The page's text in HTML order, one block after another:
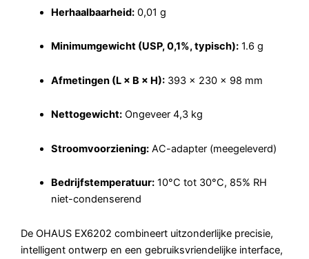
Herhaalbaarheid: 0,01 g
Minimumgewicht (USP, 0,1%, typisch): 1.6 g
Afmetingen (L × B × H): 393 × 230 × 98 mm
Nettogewicht: Ongeveer 4,3 kg
Stroomvoorziening: AC-adapter (meegeleverd)
Bedrijfstemperatuur: 10°C tot 30°C, 85% RH
niet-condenserend
De OHAUS EX6202 combineert uitzonderlijke precisie,
intelligent ontwerp en een gebruiksvriendelijke interface,